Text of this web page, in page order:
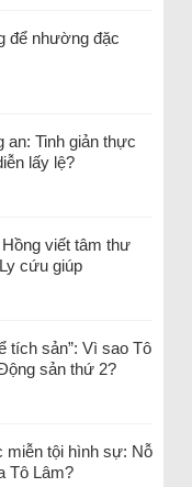
để nhường đặc
an: Tinh giản thực
lấy lệ?
viết tâm thư
cứu giúp
tích sản”: Vì sao Tô
sản thứ 2?
miễn tội hình sự: Nỗ
Tô Lâm?